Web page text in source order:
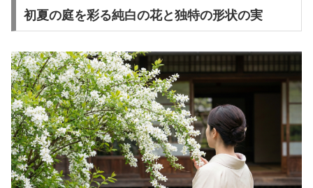
初夏の庭を彩る純白の花と独特の形状の実